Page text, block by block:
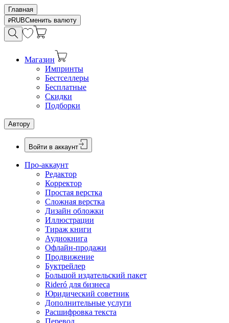
Главная
RUBСменить валюту
Магазин
Импринты
Бестселлеры
Бесплатные
Скидки
Подборки
Автору
Войти в аккаунт
Про-аккаунт
Редактор
Корректор
Простая верстка
Сложная верстка
Дизайн обложки
Иллюстрации
Тираж книги
Аудиокнига
Офлайн-продажи
Продвижение
Буктрейлер
Большой издательский пакет
Rideró для бизнеса
Юридический советник
Дополнительные услуги
Расшифровка текста
Перевод